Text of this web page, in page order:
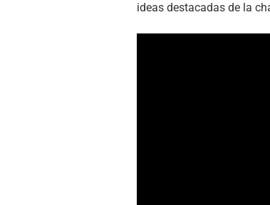
ideas destacadas de la